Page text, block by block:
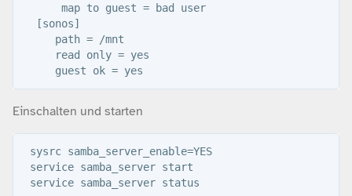
      map to guest = bad user
  [sonos]
     path = /mnt
     read only = yes
Einschalten und starten
sysrc samba_server_enable=YES
service samba_server start